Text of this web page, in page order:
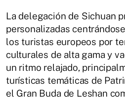
La delegación de Sichuan
personalizadas
los turistas europeos por
culturales de alta gama y
un ritmo relajado,
turísticas temáticas de
el Gran Buda de Leshan